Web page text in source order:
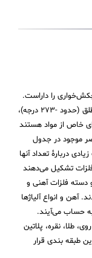
را داراست.
در تعریف فیزیکی فلز ماده ای است که در دمای صفر مطلق (حدود -۲۷۳ درجه)،
خاص از مواد هستند
داشته و معمولاً محکم هستند. از ۱۱۸ عنصر موجود در جدول
زیادی دربارهٔ تعداد آنها
دسته فلزات آهنی و
آهن و انواع آلیاژها
حساب می‌‌آیند.
طلا، نقره، پلاتین
طبقه‌ بندی قرار